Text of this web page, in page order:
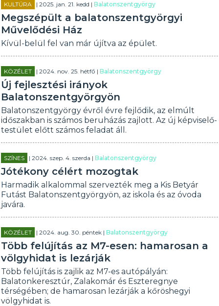
KULTÚRA | 2025. jan. 21. kedd |Balatonszentgyörgy
Megszépült a balatonszentgyörgyi
Művelődési Ház
Kívül-belül fel van már újítva az épület.
KÖZÉLET | 2024. nov. 25. hétfő |Balatonszentgyörgy
Új fejlesztési irányok
Balatonszentgyörgyön
Balatonszentgyörgy évről évre fejlődik, az elmúlt
időszakban is számos beruházás zajlott. Az új képviselő-
testület előtt számos feladat áll.
SZÍNES | 2024. szep. 4. szerda |Balatonszentgyörgy
Jótékony célért mozogtak
Harmadik alkalommal szervezték meg a Kis Betyár
Futást Balatonszentgyörgyön, az iskola és az óvoda
javára.
KÖZÉLET | 2024. aug. 30. péntek |Balatonszentgyörgy
Több felújítás az M7-esen: hamarosan a
völgyhidat is lezárják
Több felújítás is zajlik az M7-es autópályán:
Balatonkeresztúr, Zalakomár és Eszteregnye
térségében; de hamarosan lezárják a kőröshegyi
völgyhidat is.